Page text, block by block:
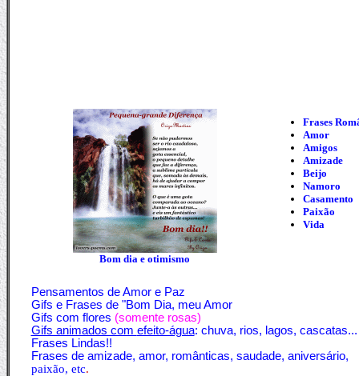
Bom dia e otimismo
Frases
Amor
Amigos
Amizade
Beijo
Namoro
Casamento
Paixão
Vida
Pensamentos de Amor e Paz
Gifs e Frases de "Bom Dia, meu Amor
Gifs com flores (somente rosas)
Gifs animados com efeito-água: chuva, rios, lagos, cascatas...
Frases Lindas!!
Frases de amizade, amor, românticas, saudade, aniversário,
paixão, etc.